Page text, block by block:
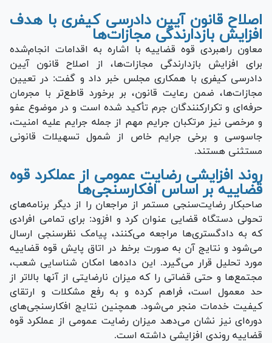
اصلاح قانون آیین دادرسی کیفری با هدف
افزایش بازدارندگی مجازات‌ها
معاون راهبردی قوه قضاییه با اشاره به اقدامات انجام‌شده
برای افزایش بازدارندگی مجازات‌ها، از اصلاح قانون آیین
دادرسی کیفری با همکاری مجلس خبر داد و گفت: در تعیین
مجازات‌ها، ضمن رعایت قانون، بر برخورد قاطع‌تر با مجرمان
حرفه‌ای و تکرارکنندگان جرم تأکید شده است و در موضوع عفو
و مرخصی نیز مرتکبان جرایم مهم از جمله جرایم علیه امنیت،
جاسوسی و برخی جرایم خاص از شمول تسهیلات قانونی
مستثنی هستند.
روند افزایشی رضایت عمومی از عملکرد قوه
قضاییه بر اساس افکارسنجی‌ها
صاحبکار رضایت‌سنجی مستمر از مراجعان را از دیگر برنامه‌های
تحولی دستگاه قضایی عنوان کرد و افزود: برای تمامی افرادی
که به دادگستری‌ها مراجعه می‌کنند، پیامک نظرسنجی ارسال
می‌شود و نتایج آن به صورت برخط در اتاق پایش قوه قضاییه
مورد تحلیل قرار می‌گیرد. این داده‌ها امکان شناسایی شعب،
مجتمع‌ها و حتی قضاتی را که میزان نارضایتی از آنها بالاتر از
حد معمول است، فراهم کرده و به رفع مشکلات و ارتقای
کیفیت خدمات منجر می‌شود. همچنین نتایج افکارسنجی‌های
دوره‌ای نیز نشان می‌دهد میزان رضایت عمومی از عملکرد قوه
قضاییه روندی افزایشی داشته است.